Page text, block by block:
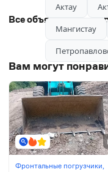
Все объявления
Вам могут
Фронтальные погрузчики,
Актау
Мангистау